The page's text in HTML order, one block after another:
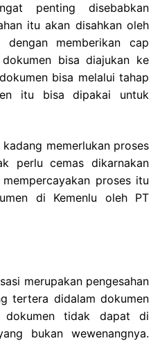
penting disebabkan
itu akan disahkan oleh
dengan memberikan cap
bisa diajukan ke
bisa melalui tahap
itu bisa dipakai untuk
memerlukan proses
perlu cemas dikarnakan
proses itu
di Kemenlu oleh PT
merupakan pengesahan
tertera didalam dokumen
dokumen tidak dapat di
bukan wewenangnya.